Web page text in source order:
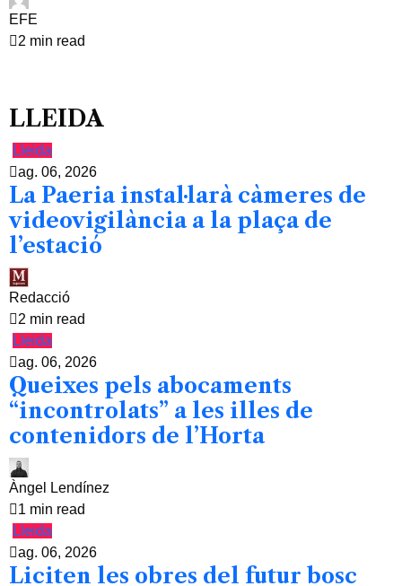
EFE
2 min read
LLEIDA
Lleida
ag. 06, 2026
La Paeria instal·larà càmeres de
videovigilància a la plaça de
l’estació
Redacció
2 min read
Lleida
ag. 06, 2026
Queixes pels abocaments
“incontrolats” a les illes de
contenidors de l’Horta
Àngel Lendínez
1 min read
Lleida
ag. 06, 2026
Liciten les obres del futur bosc